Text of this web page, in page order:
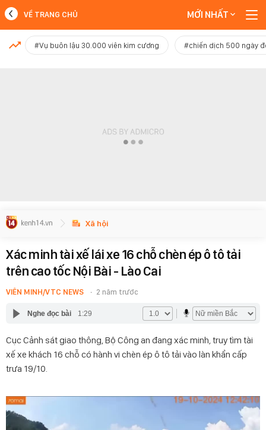
MỚI NHẤT
VỀ TRANG CHỦ MỚI NHẤT
#Vụ buôn lậu 30.000 viên kim cương #chiến dịch 500 ngày
Xã hội
Xác minh tài xế lái xe 16 chỗ chèn ép ô tô tải
trên cao tốc Nội Bài - Lào Cai
VIÊN MINH/VTC NEWS 2 năm trước
Nghe đọc bài 1:29
Cục Cảnh sát giao thông, Bộ Công an đang xác minh, truy tìm tài
xế xe khách 16 chỗ có hành vi chèn ép ô tô tải vào làn khẩn cấp
trưa 19/10.